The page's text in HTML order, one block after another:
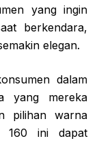
yang ingin
berkendara,
elegan.
dalam
yang mereka
pilihan warna
160 ini dapat